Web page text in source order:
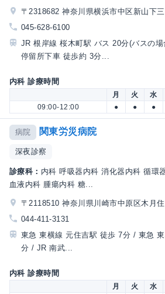
〒2318682 神奈川県横浜市中区新山下
045-628-6100
JR 根岸線 桜木町駅 バス 20分(バスの場
停留所下車 徒歩約 3分...
内科 診療時間
月 火 水
09:00-12:00
● ● ●
病院 関東労災病院
深夜診察
診療科： 内科 呼吸器内科 消化器内科 循環
血液内科 腫瘍内科 糖...
〒2118510 神奈川県川崎市中原区木月住
044-411-3131
東急 東横線 元住吉駅 徒歩 7分 / 東急
分 / JR 南武...
内科 診療時間
月 火 水